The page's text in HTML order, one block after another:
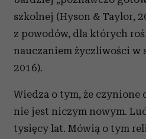
szkolnej (Hyson & Taylor,
z powodów, dla których
nauczaniem życzliwości w
2016).
Wiedza o tym, że czynione
nie jest niczym nowym.
tysięcy lat. Mówią o tym